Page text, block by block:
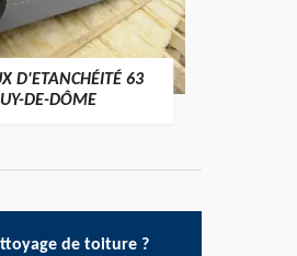
D'ETANCHÉITÉ 63
DE-DÔME
de toiture ?